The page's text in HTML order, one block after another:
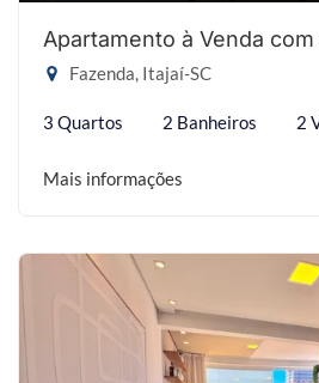
Apartamento à Venda com
Fazenda, Itajaí-SC
3 Quartos 2 Banheiros 2
Mais informações